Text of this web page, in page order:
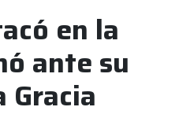
en la
ante su